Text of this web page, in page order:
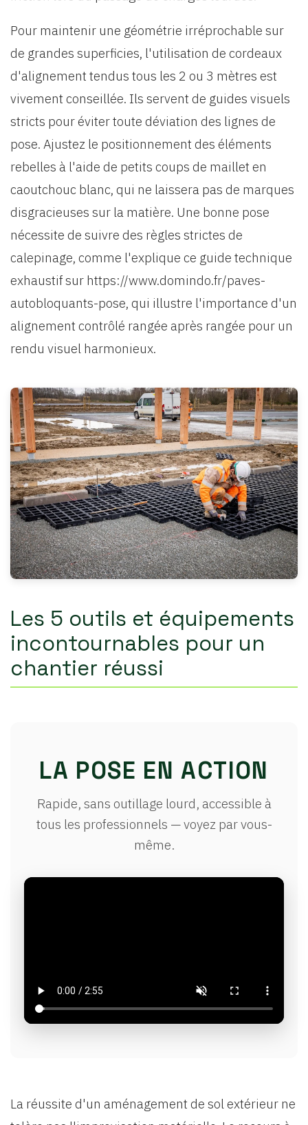
Pour maintenir une géométrie irréprochable sur
de grandes superficies, l'utilisation de cordeaux
d'alignement tendus tous les 2 ou 3 mètres est
vivement conseillée. Ils servent de guides visuels
stricts pour éviter toute déviation des lignes de
pose. Ajustez le positionnement des éléments
rebelles à l'aide de petits coups de maillet en
caoutchouc blanc, qui ne laissera pas de marques
disgracieuses sur la matière. Une bonne pose
nécessite de suivre des règles strictes de
calepinage, comme l'explique ce guide technique
exhaustif sur https://www.domindo.fr/paves-
autobloquants-pose, qui illustre l'importance d'un
alignement contrôlé rangée après rangée pour un
rendu visuel harmonieux.
Les 5 outils et équipements
incontournables pour un
chantier réussi
LA POSE EN ACTION
Rapide, sans outillage lourd, accessible à
tous les professionnels — voyez par vous-
même.
La réussite d'un aménagement de sol extérieur ne